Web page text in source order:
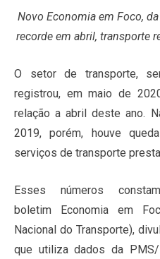
Novo Economia em Foco,
recorde em abril, transporte
O setor de transporte,
registrou, em maio de
relação a abril deste ano.
2019, porém, houve
serviços de transporte
Esses números
boletim Economia em
Nacional do Transporte),
que utiliza dados da